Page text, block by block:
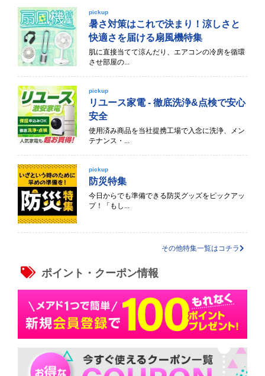
pickup
暑さ対策はこれで決まり！涼しさと
快適さを届ける扇風機特集
肌に直接当てて涼んだり、エアコンの冷房を循環
させ部屋の...
pickup
リユース家電 - 徹底洗浄&点検で安心
安全
使用済み商品を当社提携工場で入念に洗浄、メン
テナンス・...
pickup
防災特集
今日からでも準備できる防災グッズをピックアッ
プ！「もし...
その他特集一覧はコチラ
ポイント・クーポン情報